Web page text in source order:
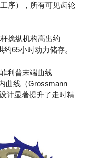
序），所有可见齿轮
擒纵机构高出约
65小时动力储存。
利普末端曲线
曲线（Grossmann
计显著提升了走时精